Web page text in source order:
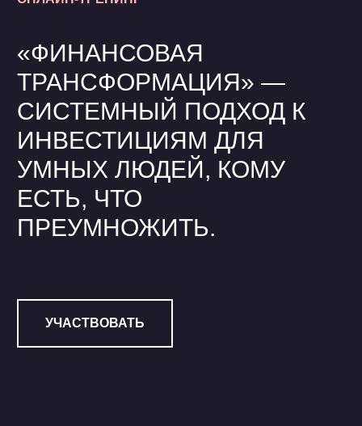
«ФИНАНСОВАЯ
ТРАНСФОРМАЦИЯ» —
СИСТЕМНЫЙ ПОДХОД К
ИНВЕСТИЦИЯМ ДЛЯ
УМНЫХ ЛЮДЕЙ, КОМУ
ЕСТЬ, ЧТО
ПРЕУМНОЖИТЬ.
УЧАСТВОВАТЬ